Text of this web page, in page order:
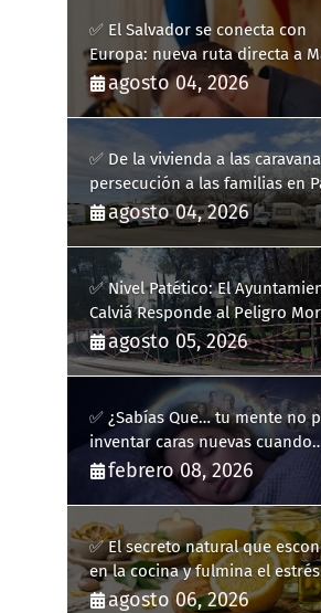
✅ El Salvador se conecta con
Europa: nueva ruta directa a
agosto 04, 2026
✅ De la vivienda a las
persecución a las familias en
y la complicidad de un fracaso
heredado
agosto 04, 2026
✅ Nivel Patético: El
Calviá Responde al Peligro
con "Plastiquitos"
agosto 05, 2026
✅ ¿Sabías Que… tu mente no
inventar caras nuevas cuando
sueñas?
febrero 08, 2026
✅ El secreto natural que
en la cocina y fulmina el estrés
diario
agosto 06, 2026